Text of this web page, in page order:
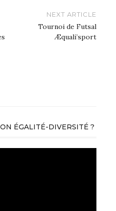
NEXT ARTICLE
Tournoi de Futsal
Æquali’sport
ÉGALITÉ-DIVERSITÉ ?